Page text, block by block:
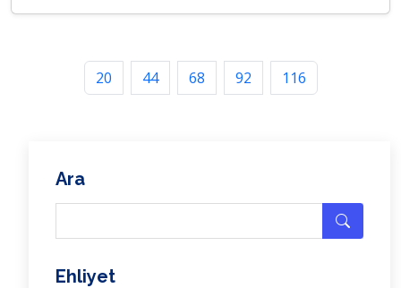
20 44 68 92 116
Ara
Ehliyet